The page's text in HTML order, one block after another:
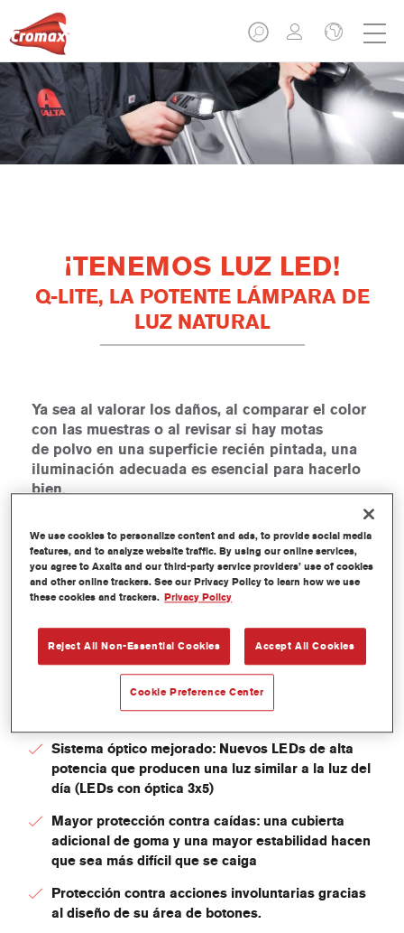
¡TENEMOS LUZ LED!
Q-LITE, LA POTENTE LÁMPARA DE
LUZ NATURAL
Ya sea al valorar los daños, al comparar el color
con las muestras o al revisar si hay motas
de polvo en una superficie recién pintada, una
iluminación adecuada es esencial para hacerlo
bien.
Nuestra lámpara inalámbrica de luz natural Q-Lite ayuda
a los profesionales a elegir el color adecuado. El
sistema óptico mejorado con 15 LEDs de alta potencia
permite a los talleres establecer los niveles de
intensidad de luz en varias fases, lo que posibilita
muy oscuros. Además de proporcionar una luz natural
brillante, comparable a la luz del mediodía, la lámpara de
luz natural Q-Lite también proporciona una luz cálida de
Sistema óptico mejorado: Nuevos LEDs de alta
potencia que producen una luz similar a la luz del
día (LEDs con óptica 3x5)
Mayor protección contra caídas: una cubierta
adicional de goma y una mayor estabilidad hacen
que sea más difícil que se caiga
Protección contra acciones involuntarias gracias
al diseño de su área de botones.
We use cookies to personalize content and ads, to provide social media
features, and to analyze website traffic. By using our online services,
you agree to Axalta and our third-party service providers’ use of cookies
and other online trackers. See our Privacy Policy to learn how we use
these cookies and trackers. Privacy Policy
Reject All Non-Essential Cookies Accept All Cookies
Cookie Preference Center